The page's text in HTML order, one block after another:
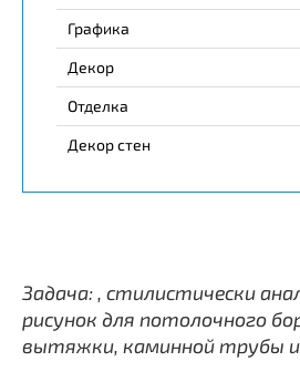
Графика
Декор
Отделка
Декор стен
Задача: , стилистически
рисунок для потолочного
вытяжки, каминной трубы